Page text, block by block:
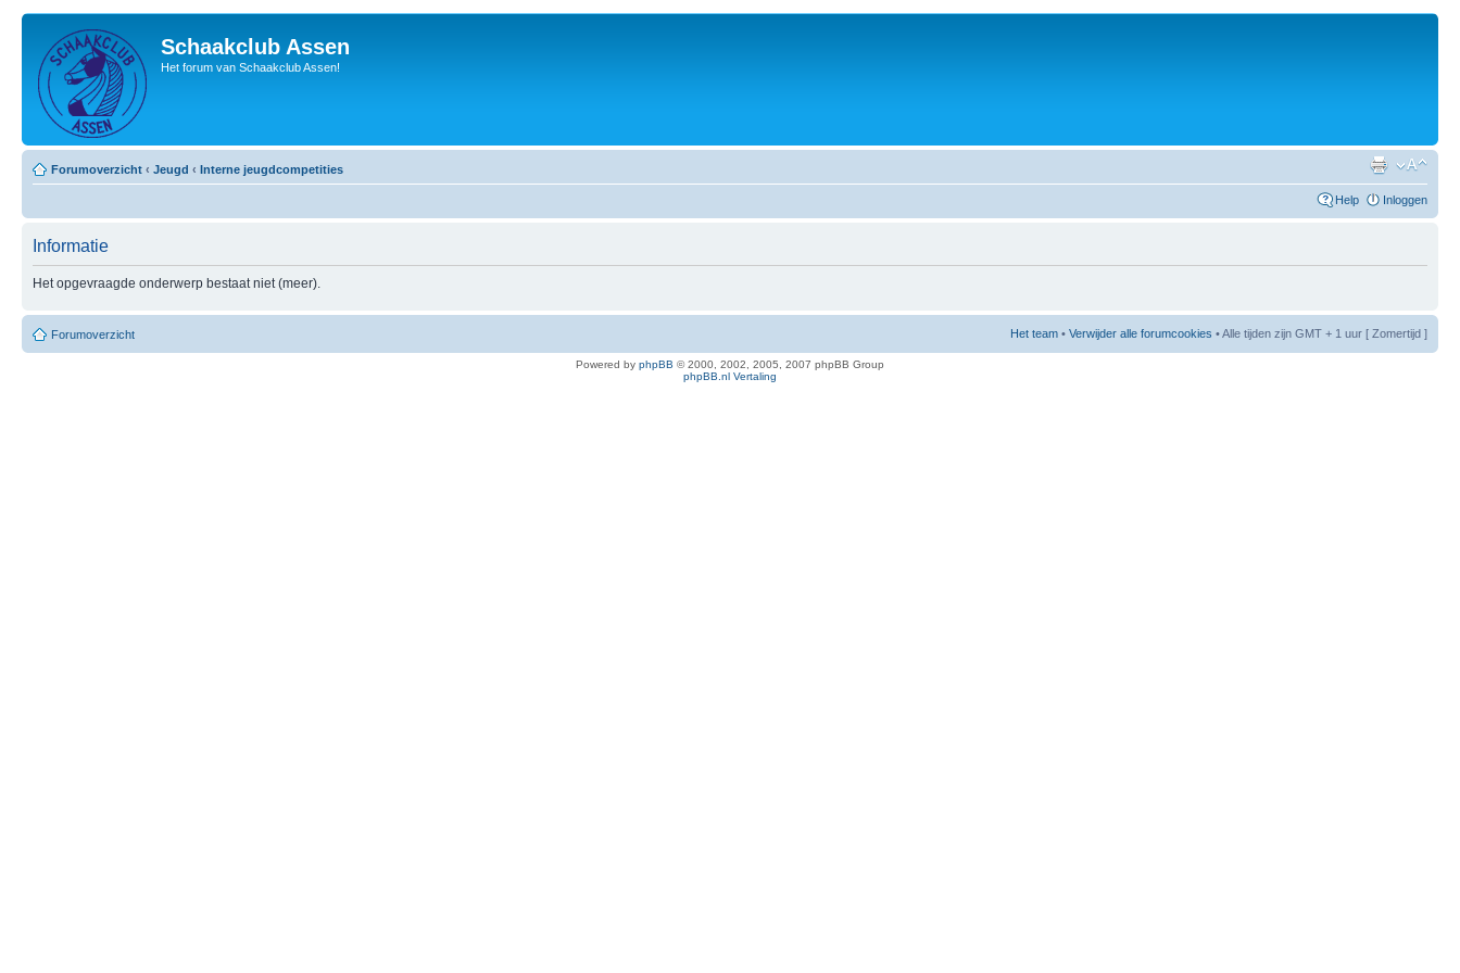
Schaakclub Assen
Het forum van Schaakclub Assen!
Forumoverzicht ‹ Jeugd ‹ Interne jeugdcompetities
Help Inloggen
Informatie
Het opgevraagde onderwerp bestaat niet (meer).
Forumoverzicht Het team • Verwijder alle forumcookies • Alle tijden zijn GMT + 1 uur [ Zomertijd ]
Powered by phpBB © 2000, 2002, 2005, 2007 phpBB Group
phpBB.nl Vertaling